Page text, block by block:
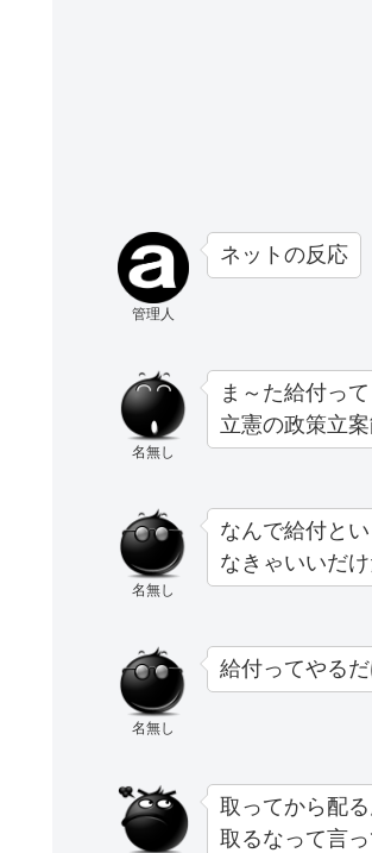
管理人
ネットの反応
名無し
ま～た給付って
立憲の政策立
名無し
なんで給付と
なきゃいいだ
名無し
給付ってやる
取ってから配
取るなって言